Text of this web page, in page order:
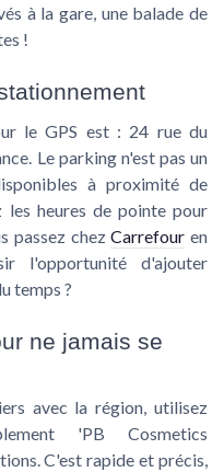
à la gare, une balade de
!
le GPS est : 24 rue du
Le parking n'est pas un
à proximité de
heures de pointe pour
passez chezCarrefour en
l'opportunité d'ajouter
temps ?
ne jamais se
avec la région, utilisez
'PB Cosmetics
C'est rapide et précis,